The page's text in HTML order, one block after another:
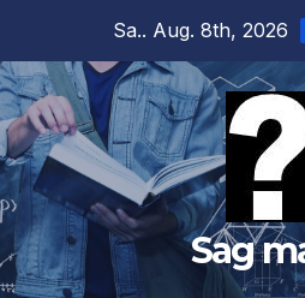
springen
Sa.. Aug. 8th, 2026
Sag